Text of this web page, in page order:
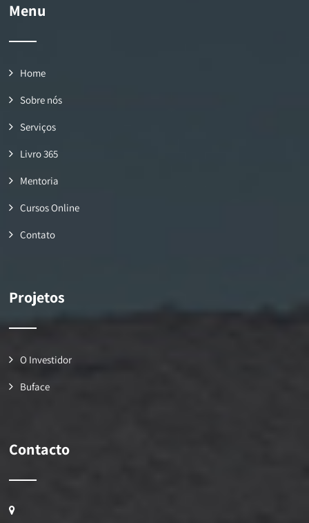
Menu
Home
Sobre nós
Serviços
Livro 365
Mentoria
Cursos Online
Contato
Projetos
O Investidor
Buface
Contacto